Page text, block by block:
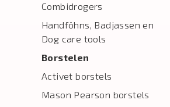
Combidrogers
Handföhns, Badjassen en
Dog care tools
Borstelen
Activet borstels
Mason Pearson borstels